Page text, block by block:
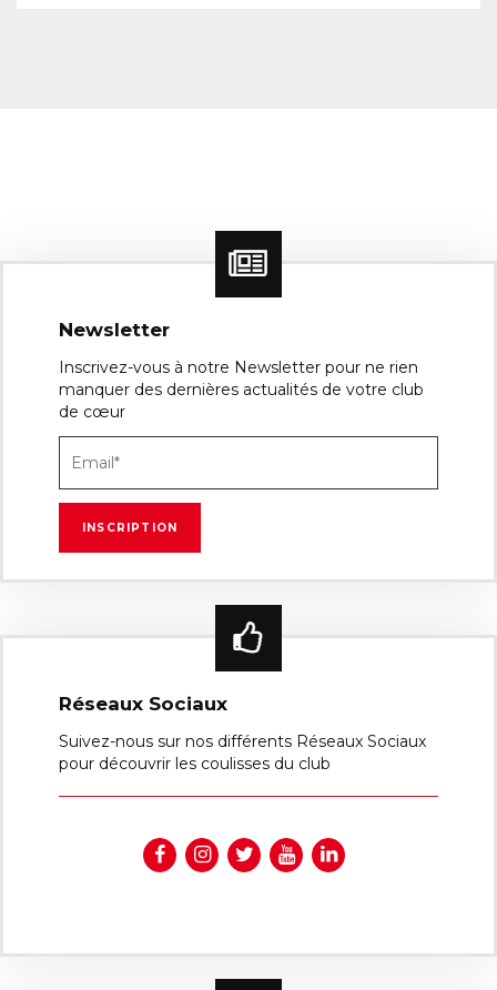
Newsletter
Inscrivez-vous à notre Newsletter pour ne rien
manquer des dernières actualités de votre club
de cœur
Réseaux Sociaux
Suivez-nous sur nos différents Réseaux Sociaux
pour découvrir les coulisses du club